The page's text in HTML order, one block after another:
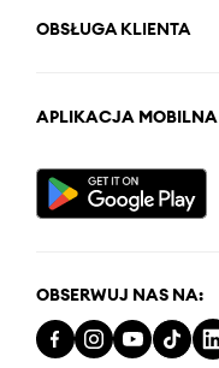
OBSŁUGA KLIENTA
APLIKACJA MOBILNA
OBSERWUJ NAS NA: